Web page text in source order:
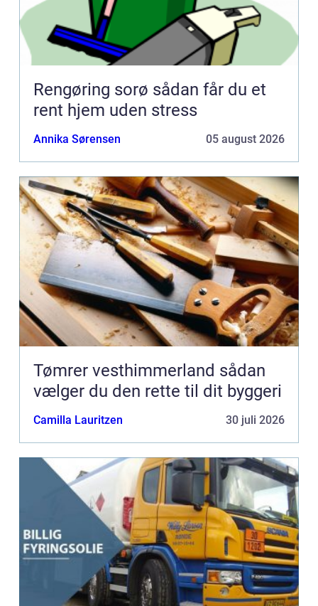
Rengøring sorø sådan får du et
rent hjem uden stress
Annika Sørensen 05 august 2026
Tømrer vesthimmerland sådan
vælger du den rette til dit byggeri
Camilla Lauritzen 30 juli 2026